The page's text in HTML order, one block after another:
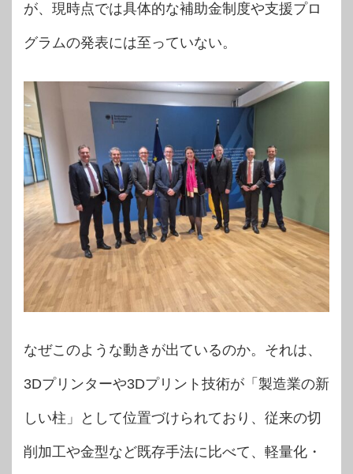
が、現時点では具体的な補助金制度や支援プロ
グラムの発表には至っていない。
なぜこのような動きが出ているのか。それは、
3Dプリンターや3Dプリント技術が「製造業の新
しい柱」として位置づけられており、従来の切
削加工や金型など既存手法に比べて、軽量化・